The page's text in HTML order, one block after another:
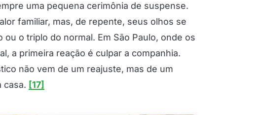
uma pequena cerimônia de suspense.
familiar, mas, de repente, seus olhos se
o triplo do normal. Em São Paulo, onde os
a primeira reação é culpar a companhia.
não vem de um reajuste, mas de um
casa. [17]